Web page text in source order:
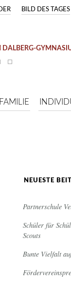
BILD DES TAGES
DALBERG-
NEUESTE
Partnerschule
Schüler für
Scouts
Bunte Vielfalt